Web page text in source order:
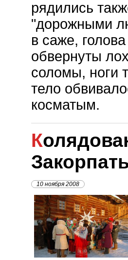
рядились
"дорожными
в саже,
обвернуты
соломы, ноги
тело
косматым.
Колядование в
10 ноября 2008